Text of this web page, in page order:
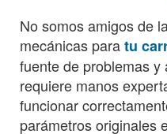
No somos amigos de
mecánicas paratu
fuente de problemas
requiere manos
funcionar
parámetros originales